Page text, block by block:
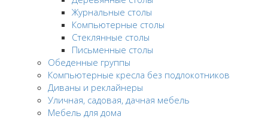
Журнальные столы
Компьютерные столы
Стеклянные столы
Письменные столы
Обеденные группы
Компьютерные кресла без подлокотников
Диваны и реклайнеры
Уличная, садовая, дачная мебель
Мебель для дома